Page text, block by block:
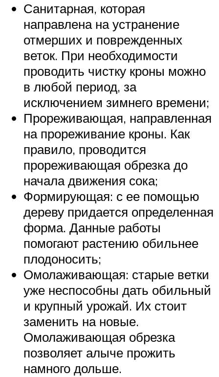
Санитарная, которая
направлена на устранение
отмерших и поврежденных
веток. При необходимости
проводить чистку кроны можно
в любой период, за
исключением зимнего времени;
Прореживающая, направленная
на прореживание кроны. Как
правило, проводится
прореживающая обрезка до
начала движения сока;
Формирующая: с ее помощью
дереву придается определенная
форма. Данные работы
помогают растению обильнее
плодоносить;
Омолаживающая: старые ветки
уже неспособны дать обильный
и крупный урожай. Их стоит
заменить на новые.
Омолаживающая обрезка
позволяет алыче прожить
намного дольше.